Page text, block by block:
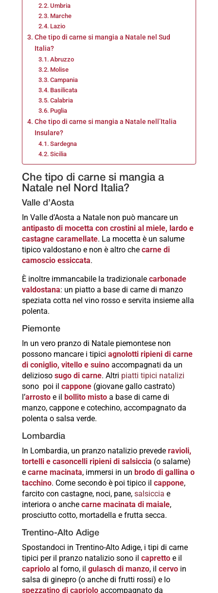
Umbria
Marche
Lazio
Che tipo di carne si mangia a Natale nel Sud
Italia?
Abruzzo
Molise
Campania
Basilicata
Calabria
Puglia
Che tipo di carne si mangia a Natale nell’Italia
Insulare?
Sardegna
Sicilia
Che tipo di carne si mangia a
Natale nel Nord Italia?
Valle d’Aosta
In Valle d’Aosta a Natale non può mancare un
antipasto di mocetta con crostini al miele, lardo e
castagne caramellate. La mocetta è un salume
tipico valdostano e non è altro che carne di
camoscio essiccata.
È inoltre immancabile la tradizionale carbonade
valdostana: un piatto a base di carne di manzo
speziata cotta nel vino rosso e servita insieme alla
polenta.
Piemonte
In un vero pranzo di Natale piemontese non
possono mancare i tipici agnolotti ripieni di carne
di coniglio, vitello e suinoaccompagnati da un
delizioso sugo di carne. Altri piatti tipici natalizi
sono poi il cappone(giovane gallo castrato)
l’arrostoe il bollito mistoa base di carne di
manzo, cappone e cotechino, accompagnato da
polenta o salsa verde.
Lombardia
In Lombardia, un pranzo natalizio prevede ravioli,
tortelli e casoncelli ripieni di salsiccia (o salame)
e carne macinata, immersi in un brodo di gallina o
tacchino. Come secondo è poi tipico il cappone,
farcito con castagne, noci, pane, salsiccia e
interiora o anche carne macinata di maiale,
prosciutto cotto, mortadella e frutta secca.
Trentino-Alto Adige
Spostandoci in Trentino-Alto Adige, i tipi di carne
tipici per il pranzo natalizio sono il caprettoe il
caprioloal forno, il gulasch di manzo, il cervoin
salsa di ginepro (o anche di frutti rossi) e lo
spezzatino di caprioloaccompagnato da